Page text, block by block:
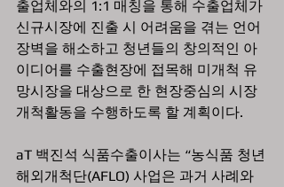
출업체와의 1:1 매칭을 통해 수출업체가
신규시장에 진출 시 어려움을 겪는 언어
장벽을 해소하고 청년들의 창의적인 아
이디어를 수출현장에 접목해 미개척 유
망시장을 대상으로 한 현장중심의 시장
개척활동을 수행하도록 할 계획이다.
aT 백진석 식품수출이사는 “농식품 청년
해외개척단(AFLO) 사업은 과거 사례와